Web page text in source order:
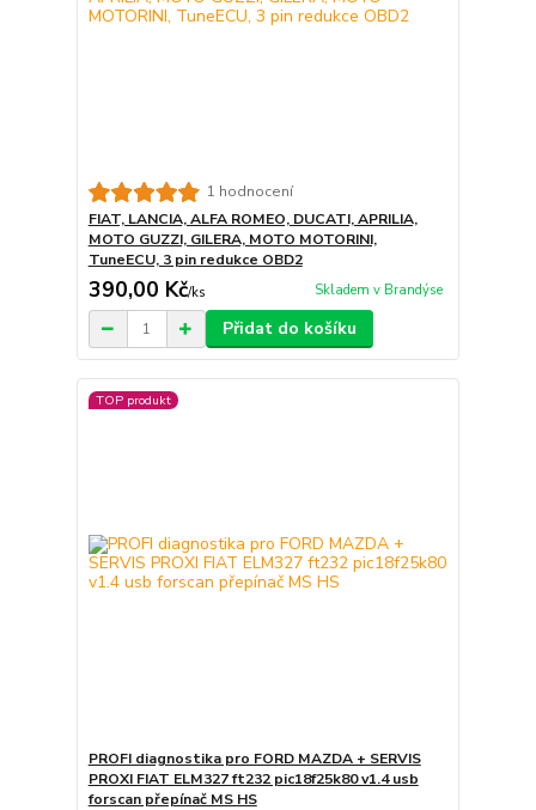
1 hodnocení
FIAT, LANCIA, ALFA ROMEO, DUCATI, APRILIA,
MOTO GUZZI, GILERA, MOTO MOTORINI,
TuneECU, 3 pin redukce OBD2
390,00 Kč/ks Skladem v Brandýse
Přidat do košíku
TOP produkt
PROFI diagnostika pro FORD MAZDA + SERVIS
PROXI FIAT ELM327 ft232 pic18f25k80 v1.4 usb
forscan přepínač MS HS